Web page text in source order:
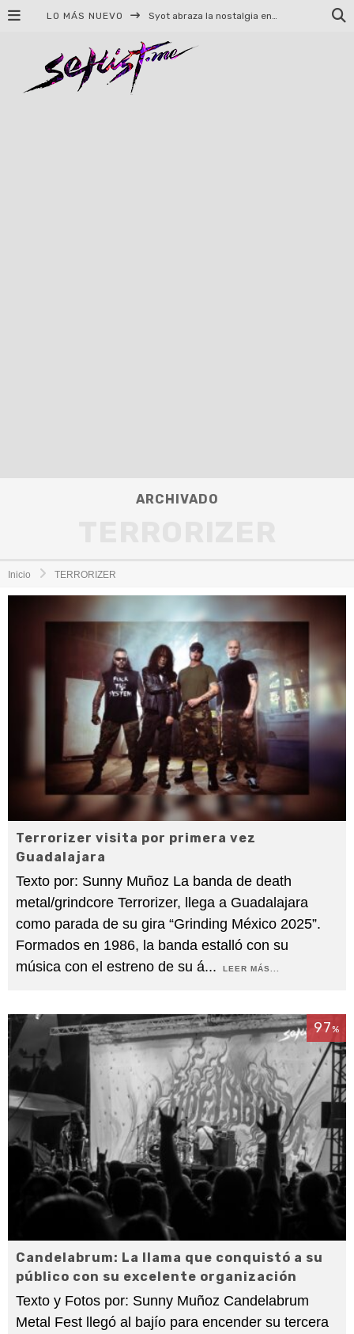
LO MÁS NUEVO Syot abraza la nostalgia en «Blame», el primer adelanto de su EP debut
ARCHIVADO
Inicio TERRORIZER
Terrorizer visita por primera vez
Guadalajara
Texto por: Sunny Muñoz La banda de death
metal/grindcore Terrorizer, llega a Guadalajara
como parada de su gira “Grinding México 2025”.
Formados en 1986, la banda estalló con su
música con el estreno de su á... LEER MÁS...
97%
Candelabrum: La llama que conquistó a su
público con su excelente organización
Texto y Fotos por: Sunny Muñoz Candelabrum
Metal Fest llegó al bajío para encender su tercera